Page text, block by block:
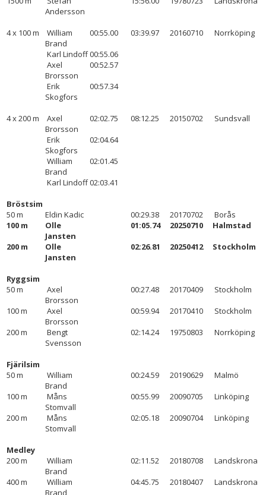
Andersson
4 x 100 m
William
Brand
00:55.00 03:39.97 20160710
Norrköping
Karl Lindoff00:55.06
Axel
Brorsson
00:52.57
Erik
Skogfors
00:57.34
4 x 200 m
Axel
Brorsson
02:02.75 08:12.25 20150702
Sundsvall
Erik
Skogfors
02:04.64
William
Brand
02:01.45
Karl Lindoff02:03.41
Bröstsim
50 m
Eldin Kadic 00:29.38 20170702
Borås
100 m
Olle
Jansten
01:05.74 20250710
Halmstad
200 m
Olle
Jansten
02:26.81 20250412 Stockholm
Ryggsim
50 m
Axel
Brorsson
00:27.48 20170409
Stockholm
100 m
Axel
Brorsson
00:59.94 20170410
Stockholm
200 m
Bengt
Svensson
02:14.24 19750803 Norrköping
Fjärilsim
50 m
William
Brand
00:24.59 20190629
Malmö
100 m
Måns
Stomvall
00:55.99 20090705
Linköping
200 m
Måns
Stomvall
02:05.18 20090704 Linköping
Medley
200 m
William
Brand
02:11.52 20180708
Landskrona
400 m
William
Brand
04:45.75 20180407 Landskrona